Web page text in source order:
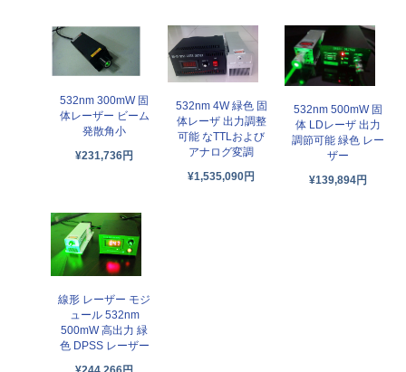
532nm 300mW 固
体レーザー ビーム
発散角小
¥231,736円
532nm 4W 緑色 固
体レーザ 出力調整
可能 なTTLおよび
アナログ変調
¥1,535,090円
532nm 500mW 固
体 LDレーザ 出力
調節可能 緑色 レー
ザー
¥139,894円
線形 レーザー モジ
ュール 532nm
500mW 高出力 緑
色 DPSS レーザー